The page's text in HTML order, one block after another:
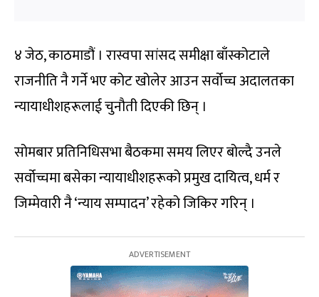
४ जेठ, काठमाडौं । रास्वपा सांसद समीक्षा बाँस्कोटाले
राजनीति नै गर्ने भए कोट खोलेर आउन सर्वोच्च अदालतका
न्यायाधीशहरूलाई चुनौती दिएकी छिन् ।
सोमबार प्रतिनिधिसभा बैठकमा समय लिएर बोल्दै उनले
सर्वोच्चमा बसेका न्यायाधीशहरूको प्रमुख दायित्व, धर्म र
जिम्मेवारी नै ‘न्याय सम्पादन’ रहेको जिकिर गरिन् ।